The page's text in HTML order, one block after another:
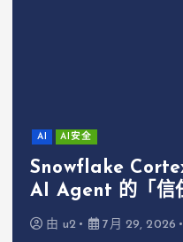
AI AI安全
Snowflake
AI Agent 的「信
由 u2 7月 29, 2026